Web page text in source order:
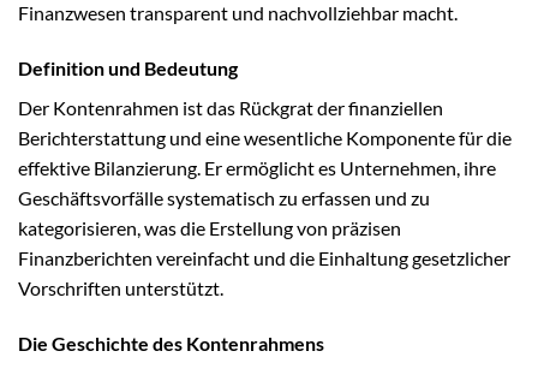
Finanzwesen transparent und nachvollziehbar macht.
Definition und Bedeutung
Der Kontenrahmen ist das Rückgrat der finanziellen
Berichterstattung und eine wesentliche Komponente für die
effektive Bilanzierung. Er ermöglicht es Unternehmen, ihre
Geschäftsvorfälle systematisch zu erfassen und zu
kategorisieren, was die Erstellung von präzisen
Finanzberichten vereinfacht und die Einhaltung gesetzlicher
Vorschriften unterstützt.
Die Geschichte des Kontenrahmens